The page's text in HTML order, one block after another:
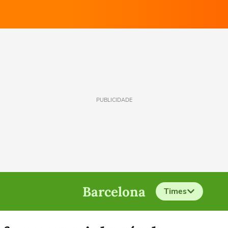
PUBLICIDADE
Barcelona Times